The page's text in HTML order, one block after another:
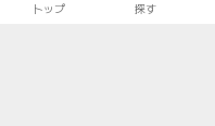
トップ 探す